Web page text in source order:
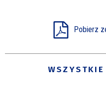
Pobierz